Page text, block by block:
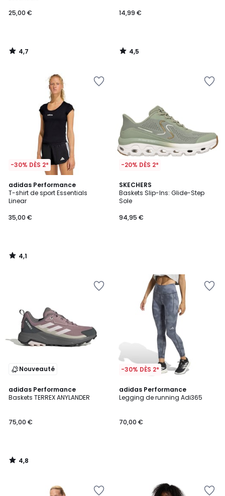
25,00 €
4,7
/
14,99 €
4,5
/
-30% DÈS 2*
adidas Performance
T-shirt de sport Essentials
Linear
35,00 €
4,1
/ 5
4,1
/
-20% DÈS 2*
SKECHERS
Baskets Slip-Ins: Glide-Step
Sole
94,95 €
Nouveauté
adidas Performance
Baskets TERREX ANYLANDER
75,00 €
4,8
/ 5
4,8
/
-30% DÈS 2*
adidas Performance
Legging de running Adi365
70,00 €